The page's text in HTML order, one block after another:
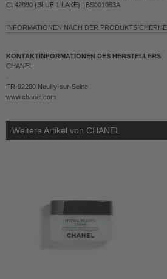
CI 42090 (BLUE 1 LAKE) | BS001063A
INFORMATIONEN NACH DER
KONTAKTINFORMATIONEN DES HERSTELLERS
CHANEL
FR-92200 Neuilly-sur-Seine
www.chanel.com
Weitere Artikel von CHANEL